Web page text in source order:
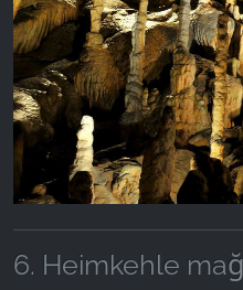
6. Heimkehle